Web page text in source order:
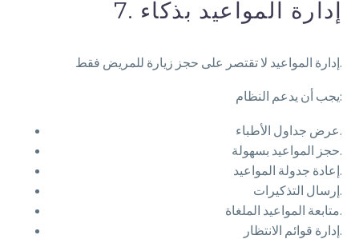
7. إدارة المواعيد بذكاء
إدارة المواعيد لا تقتصر على حجز زيارة للمريض فقط.
يجب أن يدعم النظام:
عرض جداول الأطباء.
حجز المواعيد بسهولة.
إعادة جدولة المواعيد.
إرسال التذكيرات.
متابعة المواعيد الملغاة.
إدارة قوائم الانتظار.